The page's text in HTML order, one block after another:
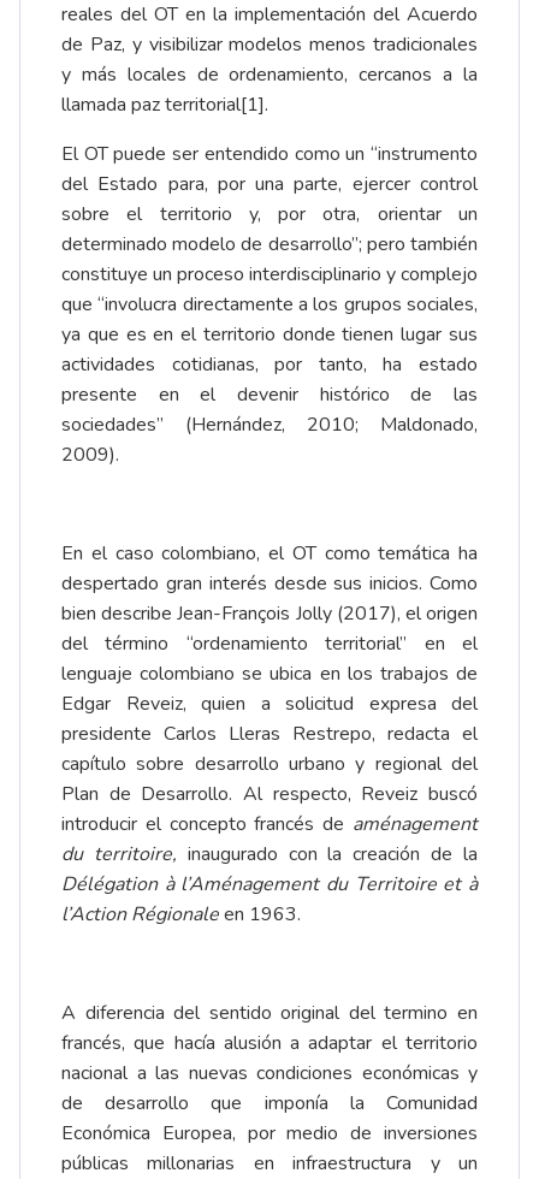
reales del OT en la implementación del Acuerdo
de Paz, y visibilizar modelos menos tradicionales
y más locales de ordenamiento, cercanos a la
llamada paz territorial[1].
El OT puede ser entendido como un “instrumento
del Estado para, por una parte, ejercer control
sobre el territorio y, por otra, orientar un
determinado modelo de desarrollo”; pero también
constituye un proceso interdisciplinario y complejo
que “involucra directamente a los grupos sociales,
ya que es en el territorio donde tienen lugar sus
actividades cotidianas, por tanto, ha estado
presente en el devenir histórico de las
sociedades” (Hernández, 2010; Maldonado,
2009).
En el caso colombiano, el OT como temática ha
despertado gran interés desde sus inicios. Como
bien describe Jean-François Jolly (2017), el origen
del término “ordenamiento territorial” en el
lenguaje colombiano se ubica en los trabajos de
Edgar Reveiz, quien a solicitud expresa del
presidente Carlos Lleras Restrepo, redacta el
capítulo sobre desarrollo urbano y regional del
Plan de Desarrollo. Al respecto, Reveiz buscó
introducir el concepto francés de aménagement
du territoire, inaugurado con la creación de la
Délégation à l’Aménagement du Territoire et à
l’Action Régionaleen 1963.
A diferencia del sentido original del termino en
francés, que hacía alusión a adaptar el territorio
nacional a las nuevas condiciones económicas y
de desarrollo que imponía la Comunidad
Económica Europea, por medio de inversiones
públicas millonarias en infraestructura y un